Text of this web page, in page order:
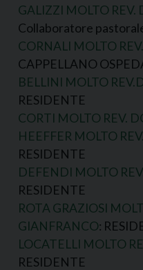
GALIZZI MOLTO
Collaboratore
CORNALI MOLTO
CAPPELLANO
BELLINI MOLTO
RESIDENTE
CORTI MOLTO REV.
HEEFFER MOLTO
RESIDENTE
DEFENDI MOLTO
RESIDENTE
ROTA GRAZIOSI
GIANFRANCO:
LOCATELLI MOLTO
RESIDENTE